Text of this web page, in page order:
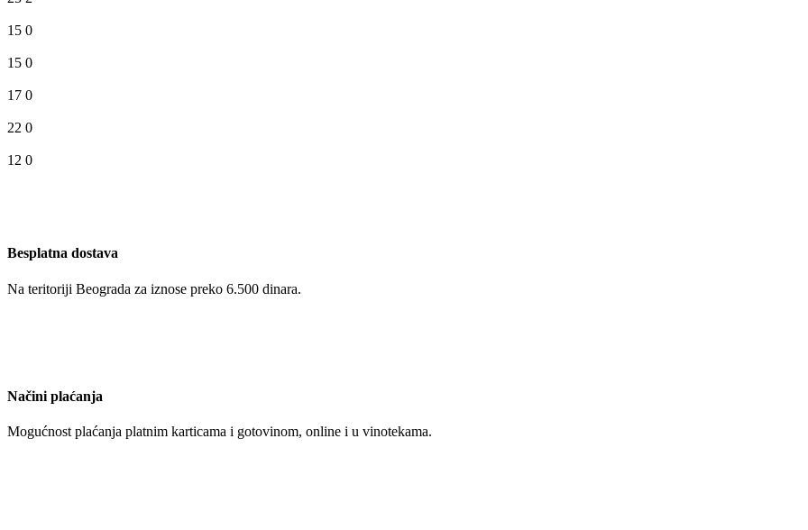
15 0
15 0
17 0
22 0
12 0
Besplatna dostava
Na teritoriji Beograda za iznose preko 6.500 dinara.
Načini plaćanja
Mogućnost plaćanja platnim karticama i gotovinom, online i u vinotekama.